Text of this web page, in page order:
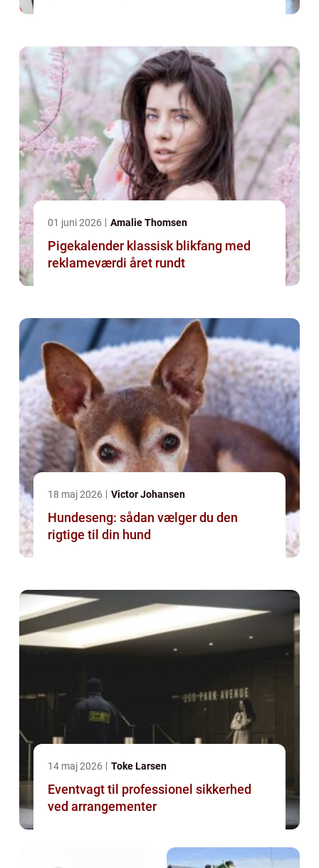
01 juni 2026 Amalie Thomsen
Pigekalender klassisk blikfang med
reklameværdi året rundt
18 maj 2026 Victor Johansen
Hundeseng: sådan vælger du den
rigtige til din hund
14 maj 2026 Toke Larsen
Eventvagt til professionel sikkerhed
ved arrangementer